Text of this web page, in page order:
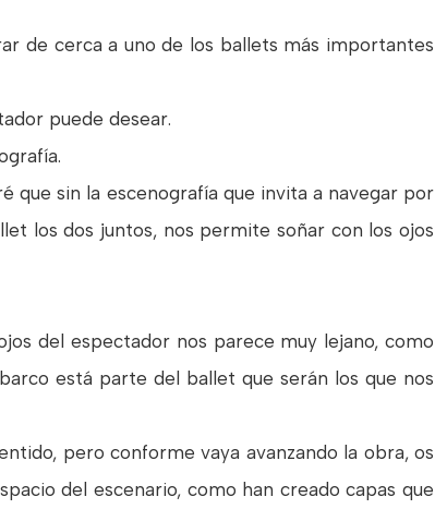
de cerca a uno de los ballets más importantes
puede desear.
que sin la escenografía que invita a navegar por
los dos juntos, nos permite soñar con los ojos
del espectador nos parece muy lejano, como
está parte del ballet que serán los que nos
pero conforme vaya avanzando la obra, os
del escenario, como han creado capas que